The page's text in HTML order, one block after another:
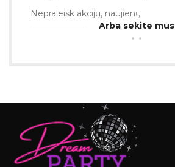
Nepraleisk akcijų, naujienų
Arba sekite mus